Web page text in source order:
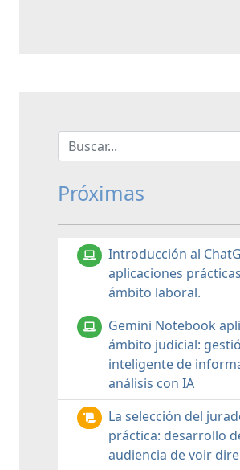
Próximas
Introducción al
aplicaciones
ámbito laboral.
Gemini Notebook
ámbito judicial:
inteligente de
análisis con IA
La selección del
práctica: desarrollo
audiencia de voir dire